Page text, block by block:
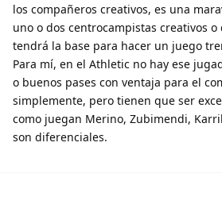
los compañeros creativos, es una
uno o dos centrocampistas creativos
tendrá la base para hacer un juego
Para mí, en el Athletic no hay ese
o buenos pases con ventaja para el
simplemente, pero tienen que ser
como juegan Merino, Zubimendi,
son diferenciales.